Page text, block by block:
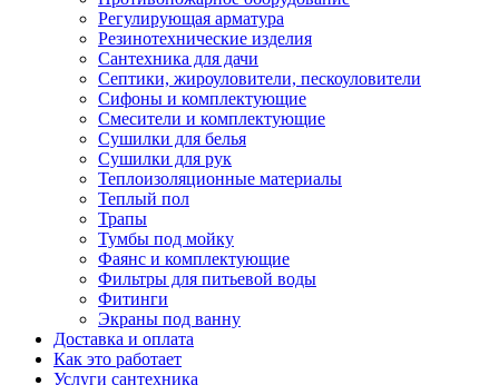
Регулирующая арматура
Резинотехнические изделия
Сантехника для дачи
Септики, жироуловители, пескоуловители
Сифоны и комплектующие
Смесители и комплектующие
Сушилки для белья
Сушилки для рук
Теплоизоляционные материалы
Теплый пол
Трапы
Тумбы под мойку
Фаянс и комплектующие
Фильтры для питьевой воды
Фитинги
Экраны под ванну
Доставка и оплата
Как это работает
Услуги сантехника